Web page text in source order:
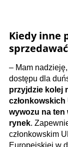
Kiedy inne
– Mam
dostępu dla
przyjdzie kolej
członkowskich
wywozu na ten
rynek.
członkowskim
Europejskiej w